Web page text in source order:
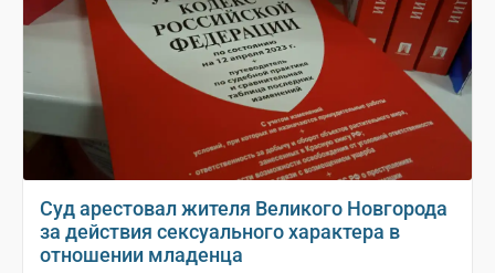
Суд арестовал жителя Великого Новгорода
за действия сексуального характера в
отношении младенца